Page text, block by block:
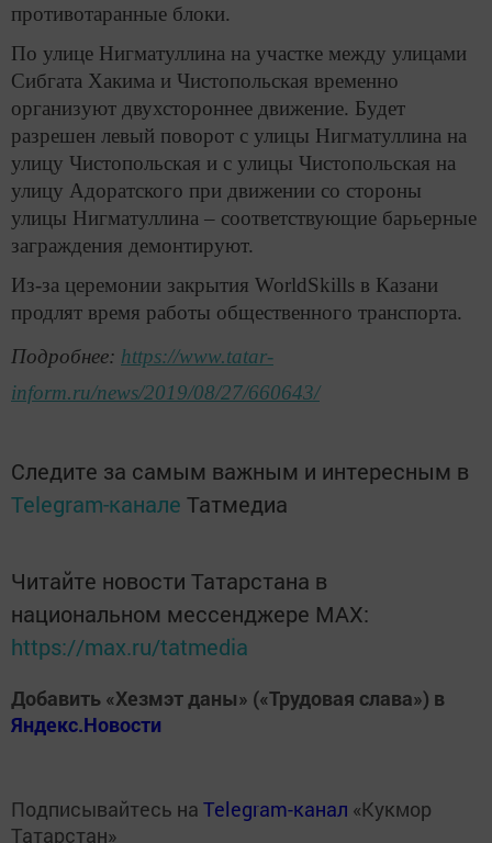
противотаранные блоки.
По улице Нигматуллина на участке между улицами
Сибгата Хакима и Чистопольская временно
организуют двухстороннее движение. Будет
разрешен левый поворот с улицы Нигматуллина на
улицу Чистопольская и с улицы Чистопольская на
улицу Адоратского при движении со стороны
улицы Нигматуллина – соответствующие барьерные
заграждения демонтируют.
Из-за церемонии закрытия WorldSkills в Казани
продлят время работы общественного транспорта.
Подробнее: https://www.tatar-
inform.ru/news/2019/08/27/660643/
Следите за самым важным и интересным в
Telegram-канале Татмедиа
Читайте новости Татарстана в
национальном мессенджере MАХ:
https://max.ru/tatmedia
Добавить «Хезмэт даны» («Трудовая слава») в
Яндекс.Новости
Подписывайтесь на Telegram-канал «Кукмор
Татарстан»